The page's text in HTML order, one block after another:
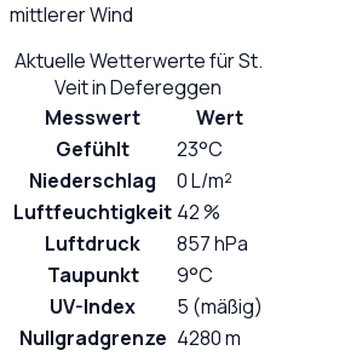
mittlerer Wind
Aktuelle Wetterwerte fürSt.
Veit in Defereggen
Messwert
Wert
Gefühlt
23°C
Niederschlag
0 L/m²
Luftfeuchtigkeit 42 %
Luftdruck
857 hPa
Taupunkt
9°C
UV-Index
5 (mäßig)
Nullgradgrenze 4280 m